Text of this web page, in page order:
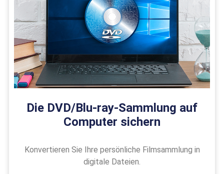
Die DVD/Blu-ray-Sammlung auf
Computer sichern
Konvertieren Sie Ihre persönliche Filmsammlung in
digitale Dateien.